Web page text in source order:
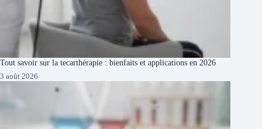
Tout savoir sur la tecarthérapie : bienfaits et applications en 2026
3 août 2026